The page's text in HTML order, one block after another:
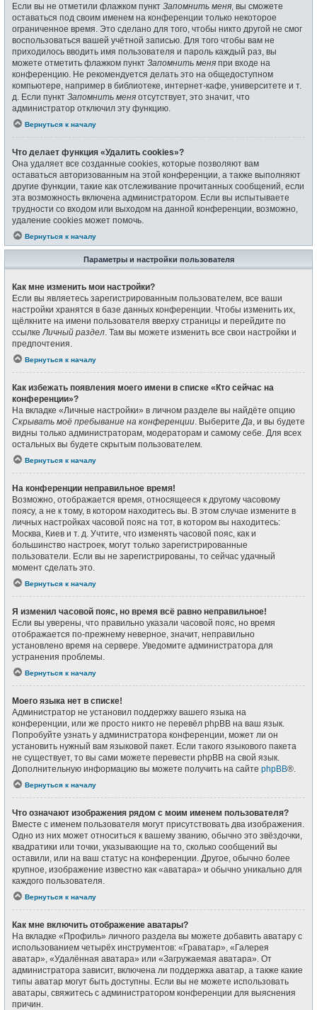
Если вы не отметили флажком пункт Запомнить меня , вы сможете
оставаться под своим именем на конференции только некоторое
ограниченное время. Это сделано для того, чтобы никто другой не смог
воспользоваться вашей учётной записью. Для того чтобы вам не
приходилось вводить имя пользователя и пароль каждый раз, вы
можете отметить флажком пункт Запомнить меня при входе на
конференцию. Не рекомендуется делать это на общедоступном
компьютере, например в библиотеке, интернет-кафе, университете и т.
д. Если пункт Запомнить меня отсутствует, это значит, что
администратор отключил эту функцию.
Вернуться к началу
Что делает функция «Удалить cookies»?
Она удаляет все созданные cookies, которые позволяют вам
оставаться авторизованным на этой конференции, а также выполняют
другие функции, такие как отслеживание прочитанных сообщений, если
эта возможность включена администратором. Если вы испытываете
трудности со входом или выходом на данной конференции, возможно,
удаление cookies может помочь.
Вернуться к началу
Параметры и настройки пользователя
Как мне изменить мои настройки?
Если вы являетесь зарегистрированным пользователем, все ваши
настройки хранятся в базе данных конференции. Чтобы изменить их,
щёлкните на имени пользователя вверху страницы и перейдите по
ссылкеЛичный раздел. Там вы можете изменить все свои настройки и
предпочтения.
Вернуться к началу
Как избежать появления моего имени в списке «Кто сейчас на
конференции»?
На вкладке «Личные настройки» в личном разделе вы найдёте опцию
Скрывать моё пребывание на конференции. ВыберитеДа, и вы будете
видны только администраторам, модераторам и самому себе. Для всех
остальных вы будете скрытым пользователем.
Вернуться к началу
На конференции неправильное время!
Возможно, отображается время, относящееся к другому часовому
поясу, а не к тому, в котором находитесь вы. В этом случае измените в
личных настройках часовой пояс на тот, в котором вы находитесь:
Москва, Киев и т. д. Учтите, что изменять часовой пояс, как и
большинство настроек, могут только зарегистрированные
пользователи. Если вы не зарегистрированы, то сейчас удачный
момент сделать это.
Вернуться к началу
Я изменил часовой пояс, но время всё равно неправильное!
Если вы уверены, что правильно указали часовой пояс, но время
отображается по-прежнему неверное, значит, неправильно
установлено время на сервере. Уведомите администратора для
устранения проблемы.
Вернуться к началу
Моего языка нет в списке!
Администратор не установил поддержку вашего языка на
конференции, или же просто никто не перевёл phpBB на ваш язык.
Попробуйте узнать у администратора конференции, может ли он
установить нужный вам языковой пакет. Если такого языкового пакета
не существует, то вы сами можете перевести phpBB на свой язык.
Дополнительную информацию вы можете получить на сайте phpBB®.
Вернуться к началу
Что означают изображения рядом с моим именем пользователя?
Вместе с именем пользователя могут присутствовать два изображения.
Одно из них может относиться к вашему званию, обычно это звёздочки,
квадратики или точки, указывающие на то, сколько сообщений вы
оставили, или на ваш статус на конференции. Другое, обычно более
крупное, изображение известно как «аватара» и обычно уникально для
каждого пользователя.
Вернуться к началу
Как мне включить отображение аватары?
На вкладке «Профиль» личного раздела вы можете добавить аватару с
использованием четырёх инструментов: «Граватар», «Галерея
аватар», «Удалённая аватара» или «Загружаемая аватара». От
администратора зависит, включена ли поддержка аватар, а также какие
типы аватар могут быть доступны. Если вы не можете использовать
аватары, свяжитесь с администратором конференции для выяснения
причин.